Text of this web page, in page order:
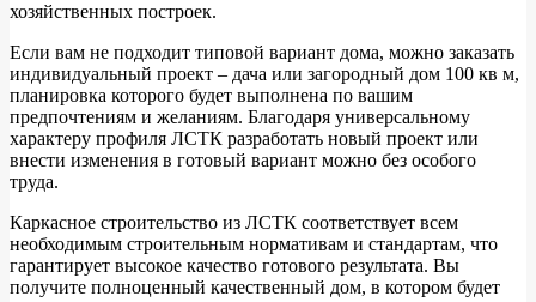
хозяйственных построек.
Если вам не подходит типовой вариант дома, можно заказать
индивидуальный проект – дача или загородный дом 100 кв м,
планировка которого будет выполнена по вашим
предпочтениям и желаниям. Благодаря универсальному
характеру профиля ЛСТК разработать новый проект или
внести изменения в готовый вариант можно без особого
труда.
Каркасное строительство из ЛСТК соответствует всем
необходимым строительным нормативам и стандартам, что
гарантирует высокое качество готового результата. Вы
получите полноценный качественный дом, в котором будет